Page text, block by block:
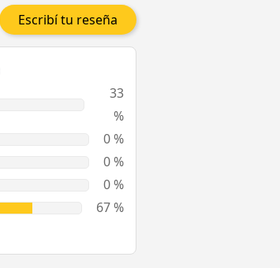
Escribí tu reseña
33
%
0 %
0 %
0 %
67 %